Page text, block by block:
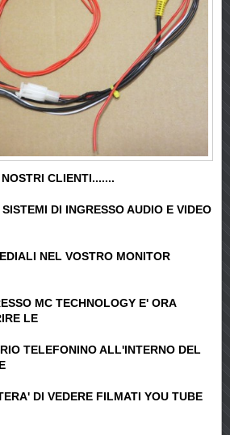
CLIENTI.......
DI INGRESSO AUDIO E VIDEO
NEL VOSTRO MONITOR
MC TECHNOLOGY E' ORA
LE
TELEFONINO ALL'INTERNO DEL
DI VEDERE FILMATI YOU TUBE